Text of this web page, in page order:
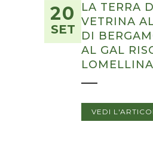
20
SET
LA TERRA
VETRINA
DI
AL GAL
LOMELLINA
VEDI